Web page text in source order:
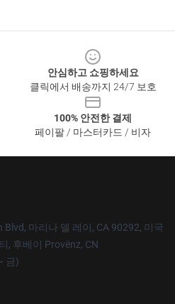
안심하고 쇼핑하세요
클릭에서 배송까지 24/7 보호
100% 안전한 결제
페이팔 / 마스터카드 / 비자
마리나 델 레이, CA 90292, 미국
, 후베이 Provënz, CN
금)